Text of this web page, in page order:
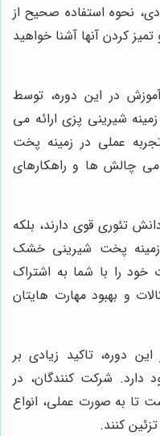
نحوه استفاده صحیح از
کردن آنها آشنا خواهید
در این دوره، توسط
شیرینی پزی ارائه می
عملی در زمینه پخت
چالش ها و راهکارهای
تئوری قوی دارند، بلکه
زمینه پخت شیرینی خشک
خود را با شما به اشتراک
و بهبود مهارت هایتان
این دوره، تاکید زیادی بر
دارد. شرکت کنندگان، در
تا به صورت عملی، انواع
کنند.